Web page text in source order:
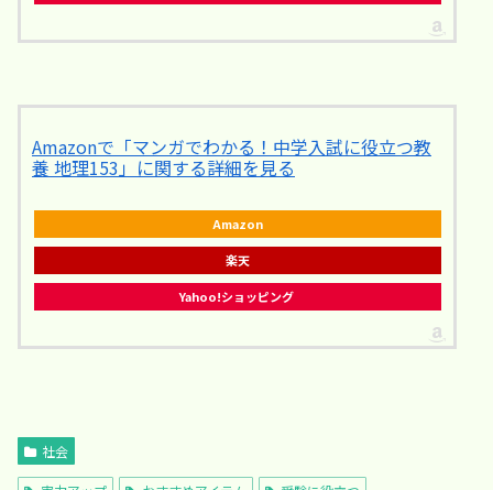
Amazonで「マンガでわかる！中学入試に役立つ教
養 地理153」に関する詳細を見る
Amazon
楽天
Yahoo!ショッピング
社会